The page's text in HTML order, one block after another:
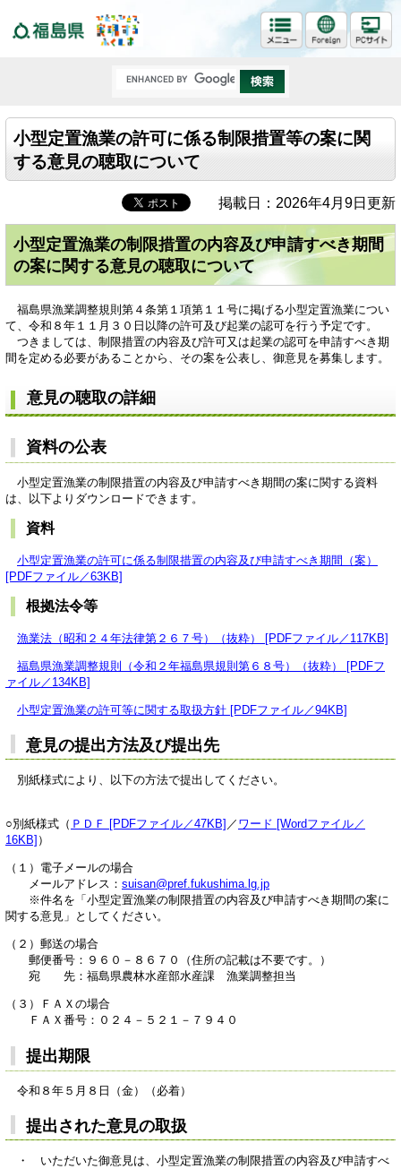
小型定置漁業の許可に係る制限措置等の案に関
する意見の聴取について
掲載日：2026年4月9日更新
小型定置漁業の制限措置の内容及び申請すべき期間
の案に関する意見の聴取について
福島県漁業調整規則第４条第１項第１１号に掲げる小型定置漁業につい
て、令和８年１１月３０日以降の許可及び起業の認可を行う予定です。
つきましては、制限措置の内容及び許可又は起業の認可を申請すべき期
間を定める必要があることから、その案を公表し、御意見を募集します。
意見の聴取の詳細
資料の公表
小型定置漁業の制限措置の内容及び申請すべき期間の案に関する資料
は、以下よりダウンロードできます。
資料
小型定置漁業の許可に係る制限措置の内容及び申請すべき期間（案）
[PDFファイル／63KB]
根拠法令等
漁業法（昭和２４年法律第２６７号）（抜粋） [PDFファイル／117KB]
福島県漁業調整規則（令和２年福島県規則第６８号）（抜粋） [PDFフ
ァイル／134KB]
小型定置漁業の許可等に関する取扱方針 [PDFファイル／94KB]
意見の提出方法及び提出先
別紙様式により、以下の方法で提出してください。
○別紙様式（ ＰＤＦ [PDFファイル／47KB] ／ ワード [Wordファイル／
16KB] ）
（１）電子メールの場合
メールアドレス： suisan@pref.fukushima.lg.jp
※件名を「小型定置漁業の制限措置の内容及び申請すべき期間の案に
関する意見」としてください。
（２）郵送の場合
郵便番号：９６０－８６７０（住所の記載は不要です。）
宛 先：福島県農林水産部水産課 漁業調整担当
（３）ＦＡＸの場合
ＦＡＸ番号：０２４－５２１－７９４０
提出期限
令和８年５月８日（金）（必着）
提出された意見の取扱
・ いただいた御意見は、小型定置漁業の制限措置の内容及び申請すべ